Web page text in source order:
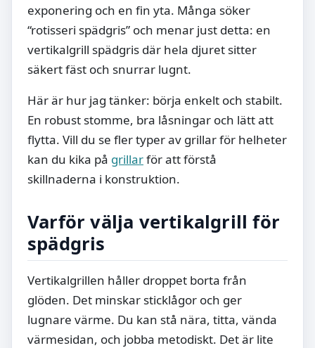
exponering och en fin yta. Många söker
“rotisseri spädgris” och menar just detta: en
vertikalgrill spädgris där hela djuret sitter
säkert fäst och snurrar lugnt.
Här är hur jag tänker: börja enkelt och stabilt.
En robust stomme, bra låsningar och lätt att
flytta. Vill du se fler typer av grillar för helheter
kan du kika på grillarför att förstå
skillnaderna i konstruktion.
Varför välja vertikalgrill för
spädgris
Vertikalgrillen håller droppet borta från
glöden. Det minskar sticklågor och ger
lugnare värme. Du kan stå nära, titta, vända
värmesidan, och jobba metodiskt. Det är lite